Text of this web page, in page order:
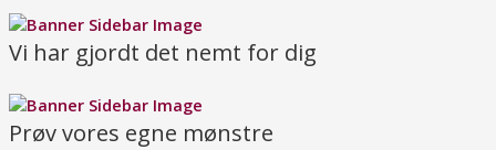
Vi har gjordt det nemt for dig
Prøv vores egne mønstre